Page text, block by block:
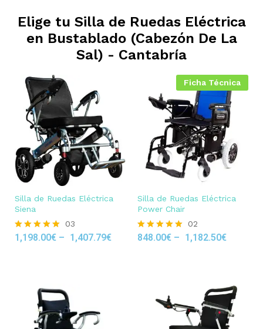
Elige tu Silla de Ruedas Eléctrica
en Bustablado (Cabezón De La
Sal) - Cantabría
Silla de Ruedas Eléctrica
Siena
Rated
03
1,198.00€ – 1,407.79€
Ficha Técnica
Silla de Ruedas Eléctrica
Power Chair
Rated
02
848.00€ – 1,182.50€